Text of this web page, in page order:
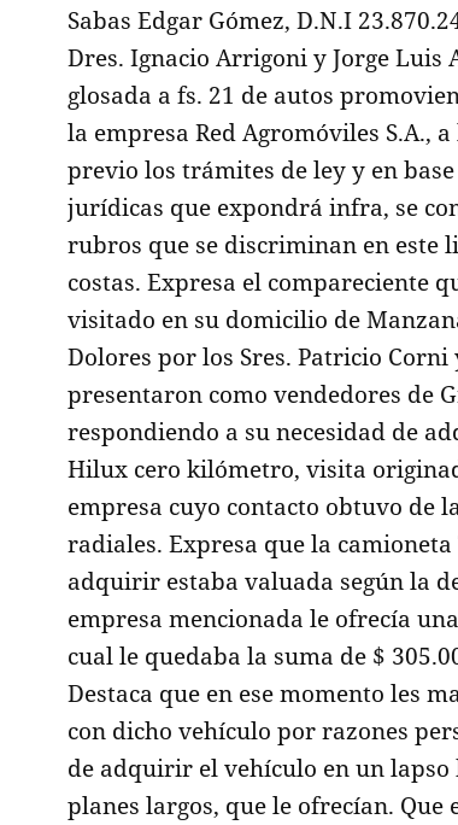
Sabas Edgar Gómez, D.N.I
Dres. Ignacio Arrigoni y Jorge
glosada a fs. 21 de autos
la empresa Red Agromóviles S.A.,
previo los trámites de ley y en
jurídicas que expondrá infra, se
rubros que se discriminan en este
costas. Expresa el compareciente
visitado en su domicilio de
Dolores por los Sres. Patricio
presentaron como vendedores de
respondiendo a su necesidad de
Hilux cero kilómetro, visita
empresa cuyo contacto obtuvo de
radiales. Expresa que la
adquirir estaba valuada según la
empresa mencionada le ofrecía
cual le quedaba la suma de $
Destaca que en ese momento les
con dicho vehículo por razones
de adquirir el vehículo en un
planes largos, que le ofrecían. Que